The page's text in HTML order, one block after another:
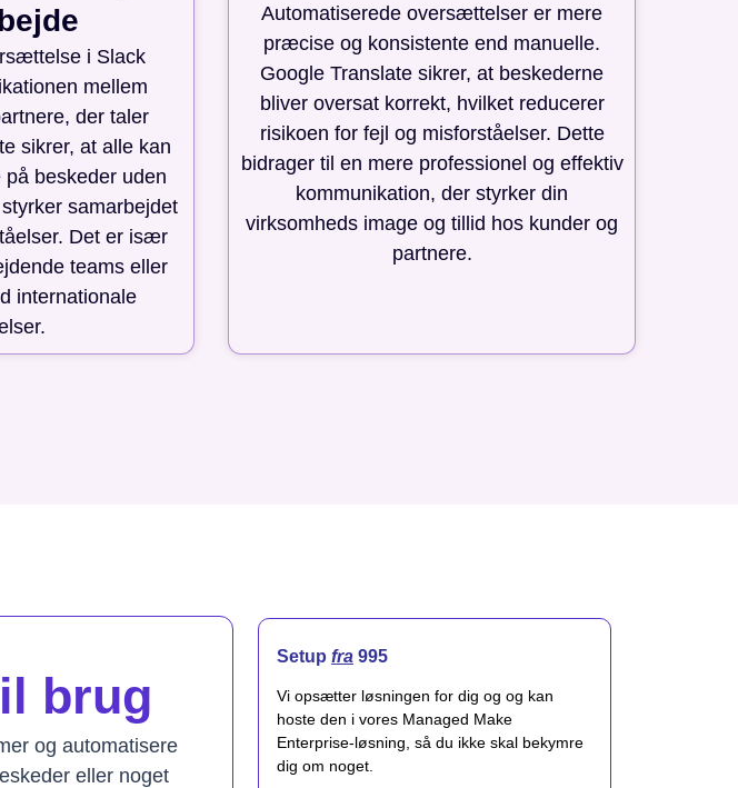
i Slack
mellem
der taler
sikrer, at alle kan
beskeder uden
samarbejdet
Det er især
teams eller
internationale
Automatiserede oversættelser er mere
præcise og konsistente end manuelle.
Google Translate sikrer, at beskederne
bliver oversat korrekt, hvilket reducerer
risikoen for fejl og misforståelser. Dette
bidrager til en mere professionel og effektiv
kommunikation, der styrker din
virksomheds image og tillid hos kunder og
partnere.
brug
og automatisere
eller noget
Setup fra 995
Vi opsætter løsningen for dig og og kan
hoste den i vores Managed Make
Enterprise-løsning, så du ikke skal bekymre
dig om noget.